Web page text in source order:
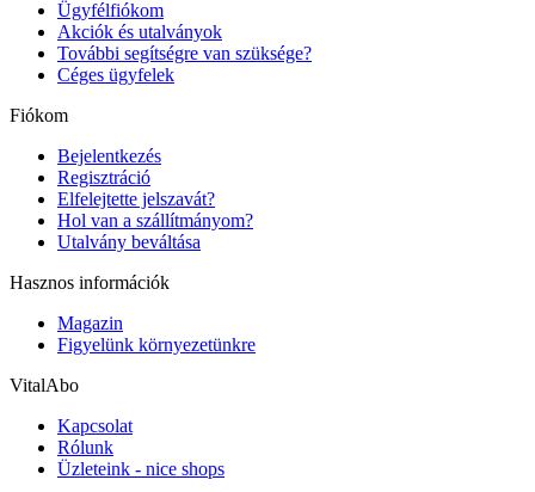
Ügyfélfiókom
Akciók és utalványok
További segítségre van szüksége?
Céges ügyfelek
Fiókom
Bejelentkezés
Regisztráció
Elfelejtette jelszavát?
Hol van a szállítmányom?
Utalvány beváltása
Hasznos információk
Magazin
Figyelünk környezetünkre
VitalAbo
Kapcsolat
Rólunk
Üzleteink - nice shops